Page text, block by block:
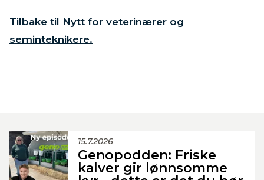
Tilbake til Nytt for veterinærer og
seminteknikere.
15.7.2026
Genopodden: Friske
kalver gir lønnsomme